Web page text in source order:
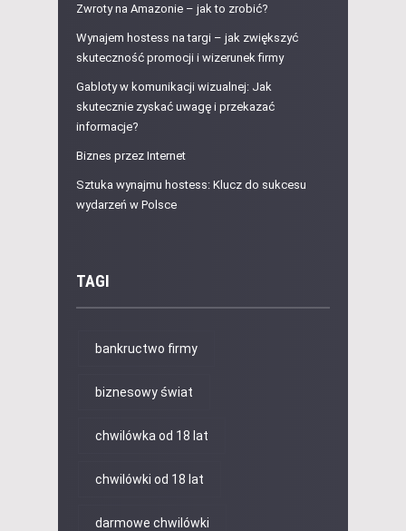
Zwroty na Amazonie – jak to zrobić?
Wynajem hostess na targi – jak zwiększyć
skuteczność promocji i wizerunek firmy
Gabloty w komunikacji wizualnej: Jak
skutecznie zyskać uwagę i przekazać
informacje?
Biznes przez Internet
Sztuka wynajmu hostess: Klucz do sukcesu
wydarzeń w Polsce
TAGI
bankructwo firmy
biznesowy świat
chwilówka od 18 lat
chwilówki od 18 lat
darmowe chwilówki